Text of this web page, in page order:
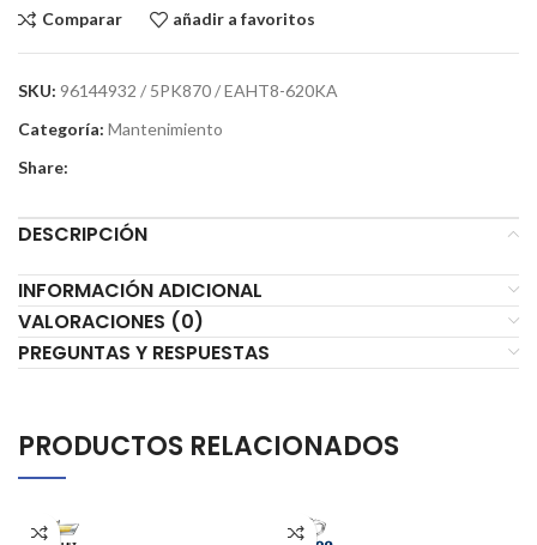
Comparar añadir a favoritos
SKU: 96144932 / 5PK870 / EAHT8-620KA
Categoría: Mantenimiento
Share:
DESCRIPCIÓN
INFORMACIÓN ADICIONAL
VALORACIONES (0)
PREGUNTAS Y RESPUESTAS
PRODUCTOS RELACIONADOS